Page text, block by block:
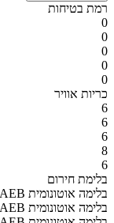
רמת בטיחות
0
0
0
0
0
כריות אוויר
6
6
6
8
6
בלימת חירום
AEB בלימה אוטונומית
AEB בלימה אוטונומית